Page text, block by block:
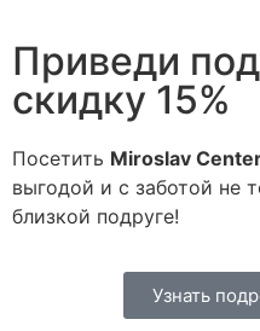
Приведи
скидку 15%
Посетить Miroslav
выгодой и с заботой не
близкой подруге!
Узнать